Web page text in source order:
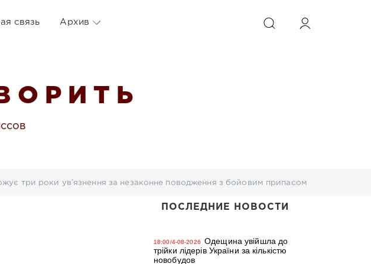
ИСКАТЬ
связь Архив
О Р И Т Ь
три роки ув’язнення за незаконне поводження з бойовим припасом
ПОСЛЕДНИЕ НОВОСТИ
18:00/4-08-2026
Одещина увійшла до
трійки лідерів України за кількістю
новобудов